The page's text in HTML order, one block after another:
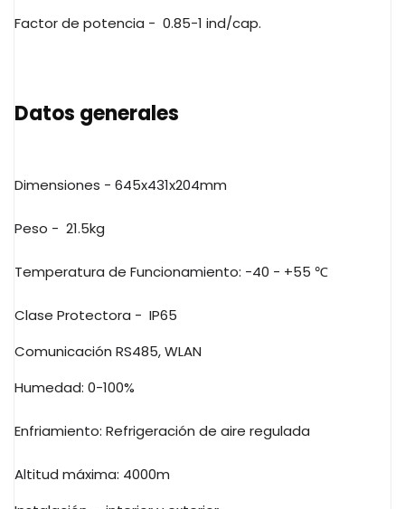
Factor de potencia - 0.85-1 ind/cap.
Datos generales
Dimensiones - 645x431x204mm
Peso - 21.5kg
Temperatura de Funcionamiento: -40 - +55 ℃
Clase Protectora - IP65
Comunicación RS485, WLAN
Humedad: 0-100%
Enfriamiento: Refrigeración de aire regulada
Altitud máxima: 4000m